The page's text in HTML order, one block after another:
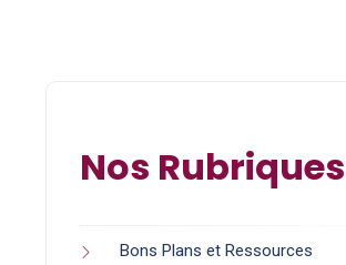
Nos Rubriques
Bons Plans et Ressources